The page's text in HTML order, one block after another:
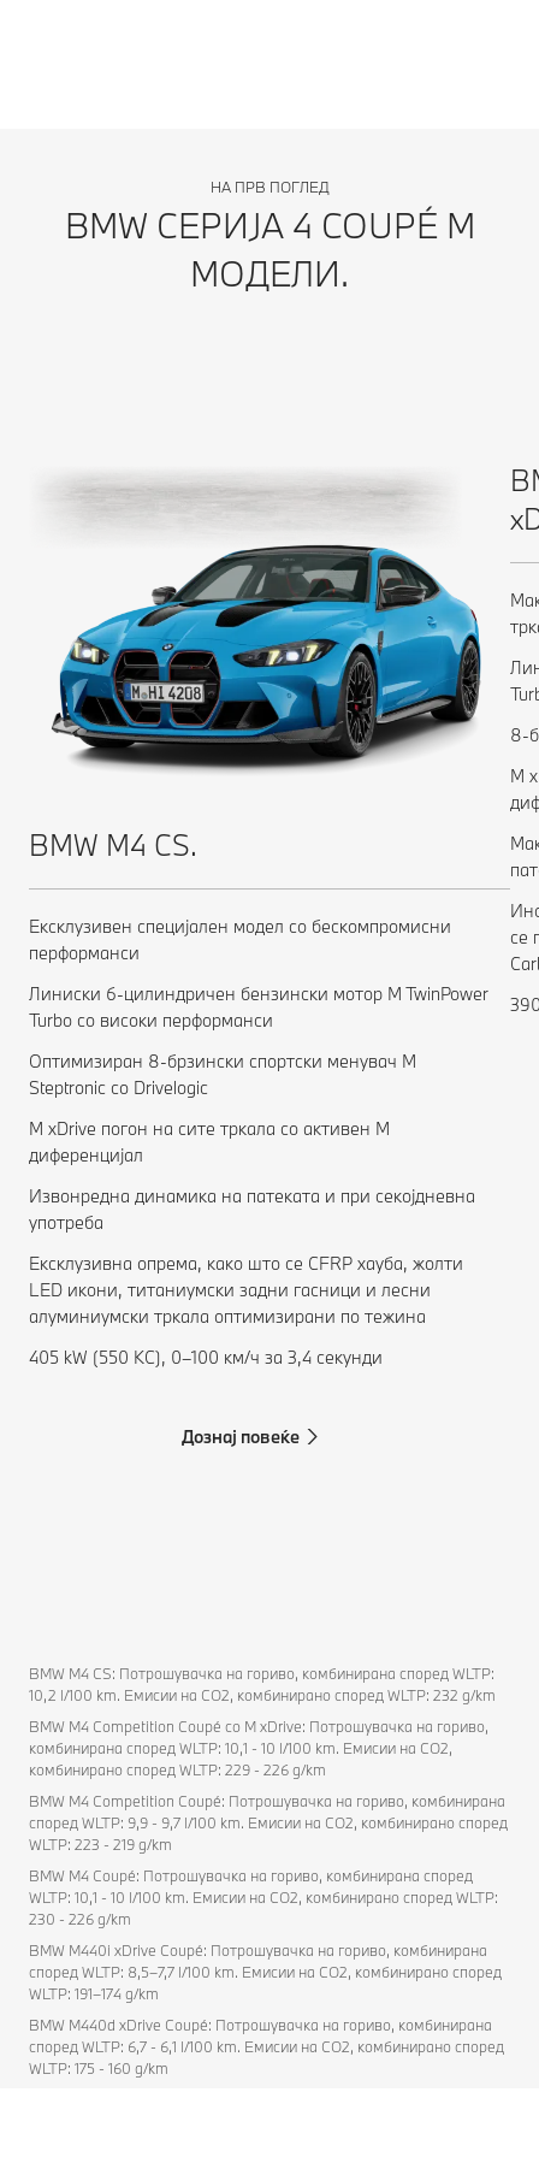
НА ПРВ ПОГЛЕД
BMW СЕРИЈА 4 COUPÉ M
МОДЕЛИ.
BMW M4 CS.
Ексклузивен специјален модел со бескомпромисни
перформанси
Линиски 6-цилиндричен бензински мотор M TwinPower
Turbo со високи перформанси
Оптимизиран 8-брзински спортски менувач M
Steptronic со Drivelogic
M xDrive погон на сите тркала со активен M
диференцијал
Извонредна динамика на патеката и при секојдневна
употреба
Ексклузивна опрема, како што се CFRP хауба, жолти
LED икони, титаниумски задни гасници и лесни
алуминиумски тркала оптимизирани по тежина
405 kW (550 KC), 0–100 км/ч за 3,4 секунди
Дознај повеќе
8-
M
се
BMW M4 CS: Потрошувачка на гориво, комбинирана според WLTP:
10,2 l/100 km. Емисии на CO2, комбинирано според WLTP: 232 g/km
BMW M4 Competition Coupé co M xDrive: Потрошувачка на гориво,
комбинирана според WLTP: 10,1 - 10 l/100 km. Емисии на CO2,
комбинирано според WLTP: 229 - 226 g/km
BMW M4 Competition Coupé: Потрошувачка на гориво, комбинирана
според WLTP: 9,9 - 9,7 l/100 km. Емисии на CO2, комбинирано според
WLTP: 223 - 219 g/km
BMW M4 Coupé: Потрошувачка на гориво, комбинирана според
WLTP: 10,1 - 10 l/100 km. Емисии на CO2, комбинирано според WLTP:
230 - 226 g/km
BMW M440i xDrive Coupé: Потрошувачка на гориво, комбинирана
според WLTP: 8,5–7,7 l/100 km. Емисии на CO2, комбинирано според
WLTP: 191–174 g/km
BMW M440d xDrive Coupé: Потрошувачка на гориво, комбинирана
според WLTP: 6,7 - 6,1 l/100 km. Емисии на CO2, комбинирано според
WLTP: 175 - 160 g/km